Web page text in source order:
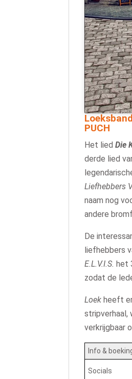
PUCH
Het liedDie
derde lied
Liefhebbers
naam nog
andere
De
liefhebbers
E.L.V.I.S. het
zodat de
Loek heeft
stripverhaal,
verkrijgbaar
Info &
Socials